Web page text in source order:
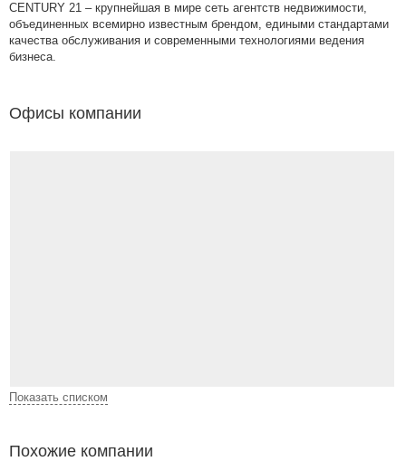
CENTURY 21 – крупнейшая в мире сеть агентств недвижимости,
объединенных всемирно известным брендом, едиными стандартами
качества обслуживания и современными технологиями ведения
бизнеса.
Офисы компании
Показать списком
Похожие компании